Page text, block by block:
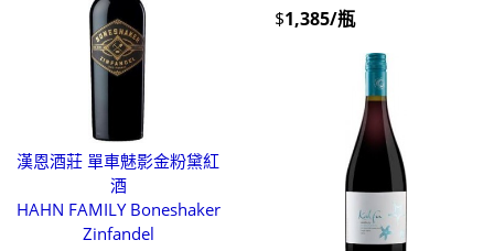
$1,385/瓶
漢恩酒莊 單車魅影金粉黛紅
酒
HAHN FAMILY Boneshaker
Zinfandel